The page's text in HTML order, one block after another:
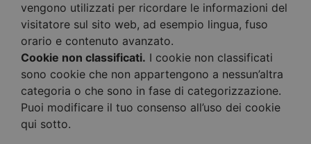
vengono utilizzati per ricordare le informazioni del
visitatore sul sito web, ad esempio lingua, fuso
orario e contenuto avanzato.
Cookie non classificati. I cookie non classificati
sono cookie che non appartengono a nessun’altra
categoria o che sono in fase di categorizzazione.
Puoi modificare il tuo consenso all’uso dei cookie
qui sotto.